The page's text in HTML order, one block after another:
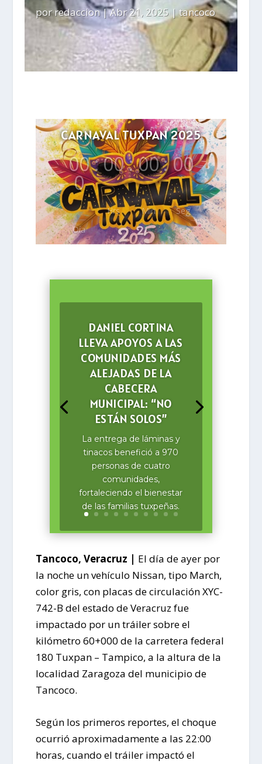
porredaccion|Abr 21, 2025 |tancoco
CARNAVAL TUXPAN 2025
00
0
Día
:00
Hrs
:00
Min
:00
Seg
DANIEL CORTINA
LLEVA APOYOS A LAS
COMUNIDADES MÁS
ALEJADAS DE LA
CABECERA
MUNICIPAL: “NO
ESTÁN SOLOS”
La entrega de láminas y
tinacos benefició a 970
personas de cuatro
comunidades,
fortaleciendo el bienestar
de las familias tuxpeñas.
Tancoco, Veracruz | El día de ayer por
la noche un vehículo Nissan, tipo March,
color gris, con placas de circulación XYC-
742-B del estado de Veracruz fue
impactado por un tráiler sobre el
kilómetro 60+000 de la carretera federal
180 Tuxpan – Tampico, a la altura de la
localidad Zaragoza del municipio de
Tancoco.
Según los primeros reportes, el choque
ocurrió aproximadamente a las 22:00
horas, cuando el tráiler impactó el